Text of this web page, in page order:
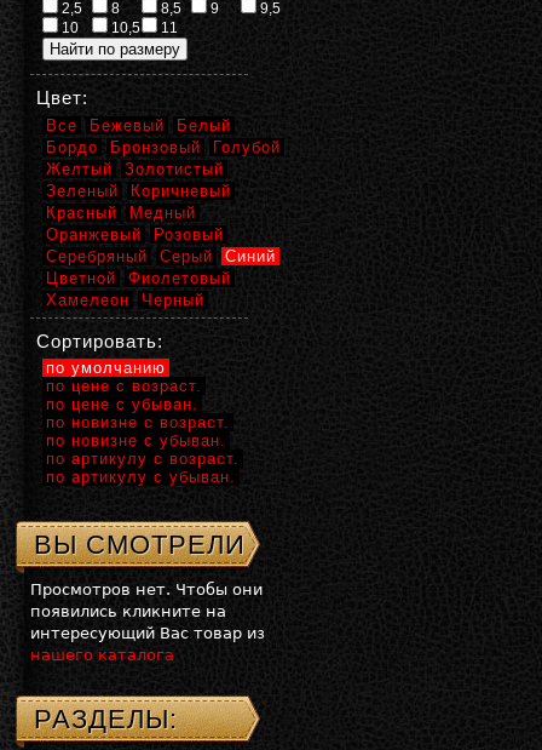
2,5
8 8,5 9
9,5
10
10,5 11
Цвет:
Все Бежевый
Белый
Бордо
Бронзовый
Голубой
Желтый
Золотистый
Зеленый
Коричневый
Красный
Медный
Оранжевый
Розовый
Серебряный
Серый
Синий
Цветной
Фиолетовый
Хамелеон
Черный
Сортировать:
по умолчанию
по цене с возраст.
по цене с убыван.
по новизне с возраст.
по новизне с убыван.
по артикулу с возраст.
по артикулу с убыван.
ВЫ СМОТРЕЛИ
Просмотров нет. Чтобы они
появились кликните на
интересующий Вас товар из
нашего каталога
РАЗДЕЛЫ: